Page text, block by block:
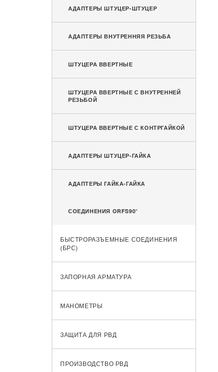
АДАПТЕРЫ ШТУЦЕР-ШТУЦЕР
АДАПТЕРЫ ВНУТРЕННЯЯ РЕЗЬБА
ШТУЦЕРА ВВЕРТНЫЕ
ШТУЦЕРА ВВЕРТНЫЕ С ВНУТРЕННЕЙ
РЕЗЬБОЙ
ШТУЦЕРА ВВЕРТНЫЕ С КОНТРГАЙКОЙ
АДАПТЕРЫ ШТУЦЕР-ГАЙКА
АДАПТЕРЫ ГАЙКА-ГАЙКА
СОЕДИНЕНИЯ ORFS90°
БЫСТРОРАЗЪЕМНЫЕ СОЕДИНЕНИЯ
(БРС)
ЗАПОРНАЯ АРМАТУРА
МАНОМЕТРЫ
ЗАЩИТА ДЛЯ РВД
ПРОИЗВОДСТВО РВД